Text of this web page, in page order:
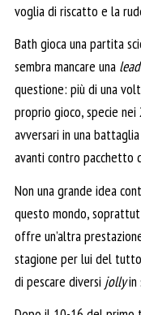
voglia di riscatto e la
Bath gioca una partita
sembra mancare una
questione: più di una
proprio gioco, specie
avversari in una
avanti contro pacchetto
Non una grande idea
questo mondo,
offre un’altra
stagione per lui del
di pescare diversi jollyin